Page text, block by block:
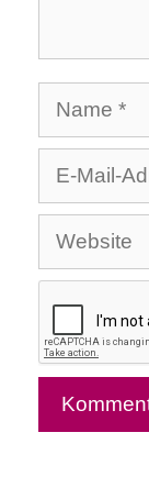
Name
E-
Mail-
Adresse
Website